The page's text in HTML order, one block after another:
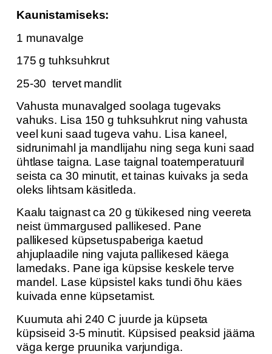
Kaunistamiseks:
1 munavalge
175 g tuhksuhkrut
25-30 tervet mandlit
Vahusta munavalged soolaga tugevaks
vahuks. Lisa 150 g tuhksuhkrut ning vahusta
veel kuni saad tugeva vahu. Lisa kaneel,
sidrunimahl ja mandlijahu ning sega kuni saad
ühtlase taigna. Lase taignal toatemperatuuril
seista ca 30 minutit, et tainas kuivaks ja seda
oleks lihtsam käsitleda.
Kaalu taignast ca 20 g tükikesed ning veereta
neist ümmargused pallikesed. Pane
pallikesed küpsetuspaberiga kaetud
ahjuplaadile ning vajuta pallikesed käega
lamedaks. Pane iga küpsise keskele terve
mandel. Lase küpsistel kaks tundi õhu käes
kuivada enne küpsetamist.
Kuumuta ahi 240 C juurde ja küpseta
küpsiseid 3-5 minutit. Küpsised peaksid jääma
väga kerge pruunika varjundiga.